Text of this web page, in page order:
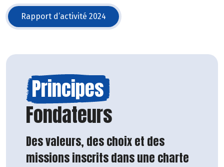
Rapport d’activité 2024
(s'ouvre dans une nouvelle fenêtre)
Principes
Fondateurs
Des valeurs, des choix et des
missions inscrits dans une charte